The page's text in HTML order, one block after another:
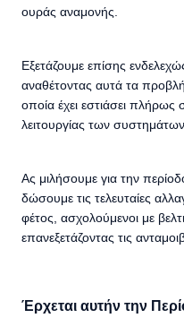
ουράς αναμονής.
Εξετάζουμε επίσης
αναθέτοντας αυτά τα
οποία έχει εστιάσει πλήρως
λειτουργίας των
Ας μιλήσουμε για την
δώσουμε τις τελευταίες
φέτος, ασχολούμενοι με
επανεξετάζοντας τις
Έρχεται αυτήν την